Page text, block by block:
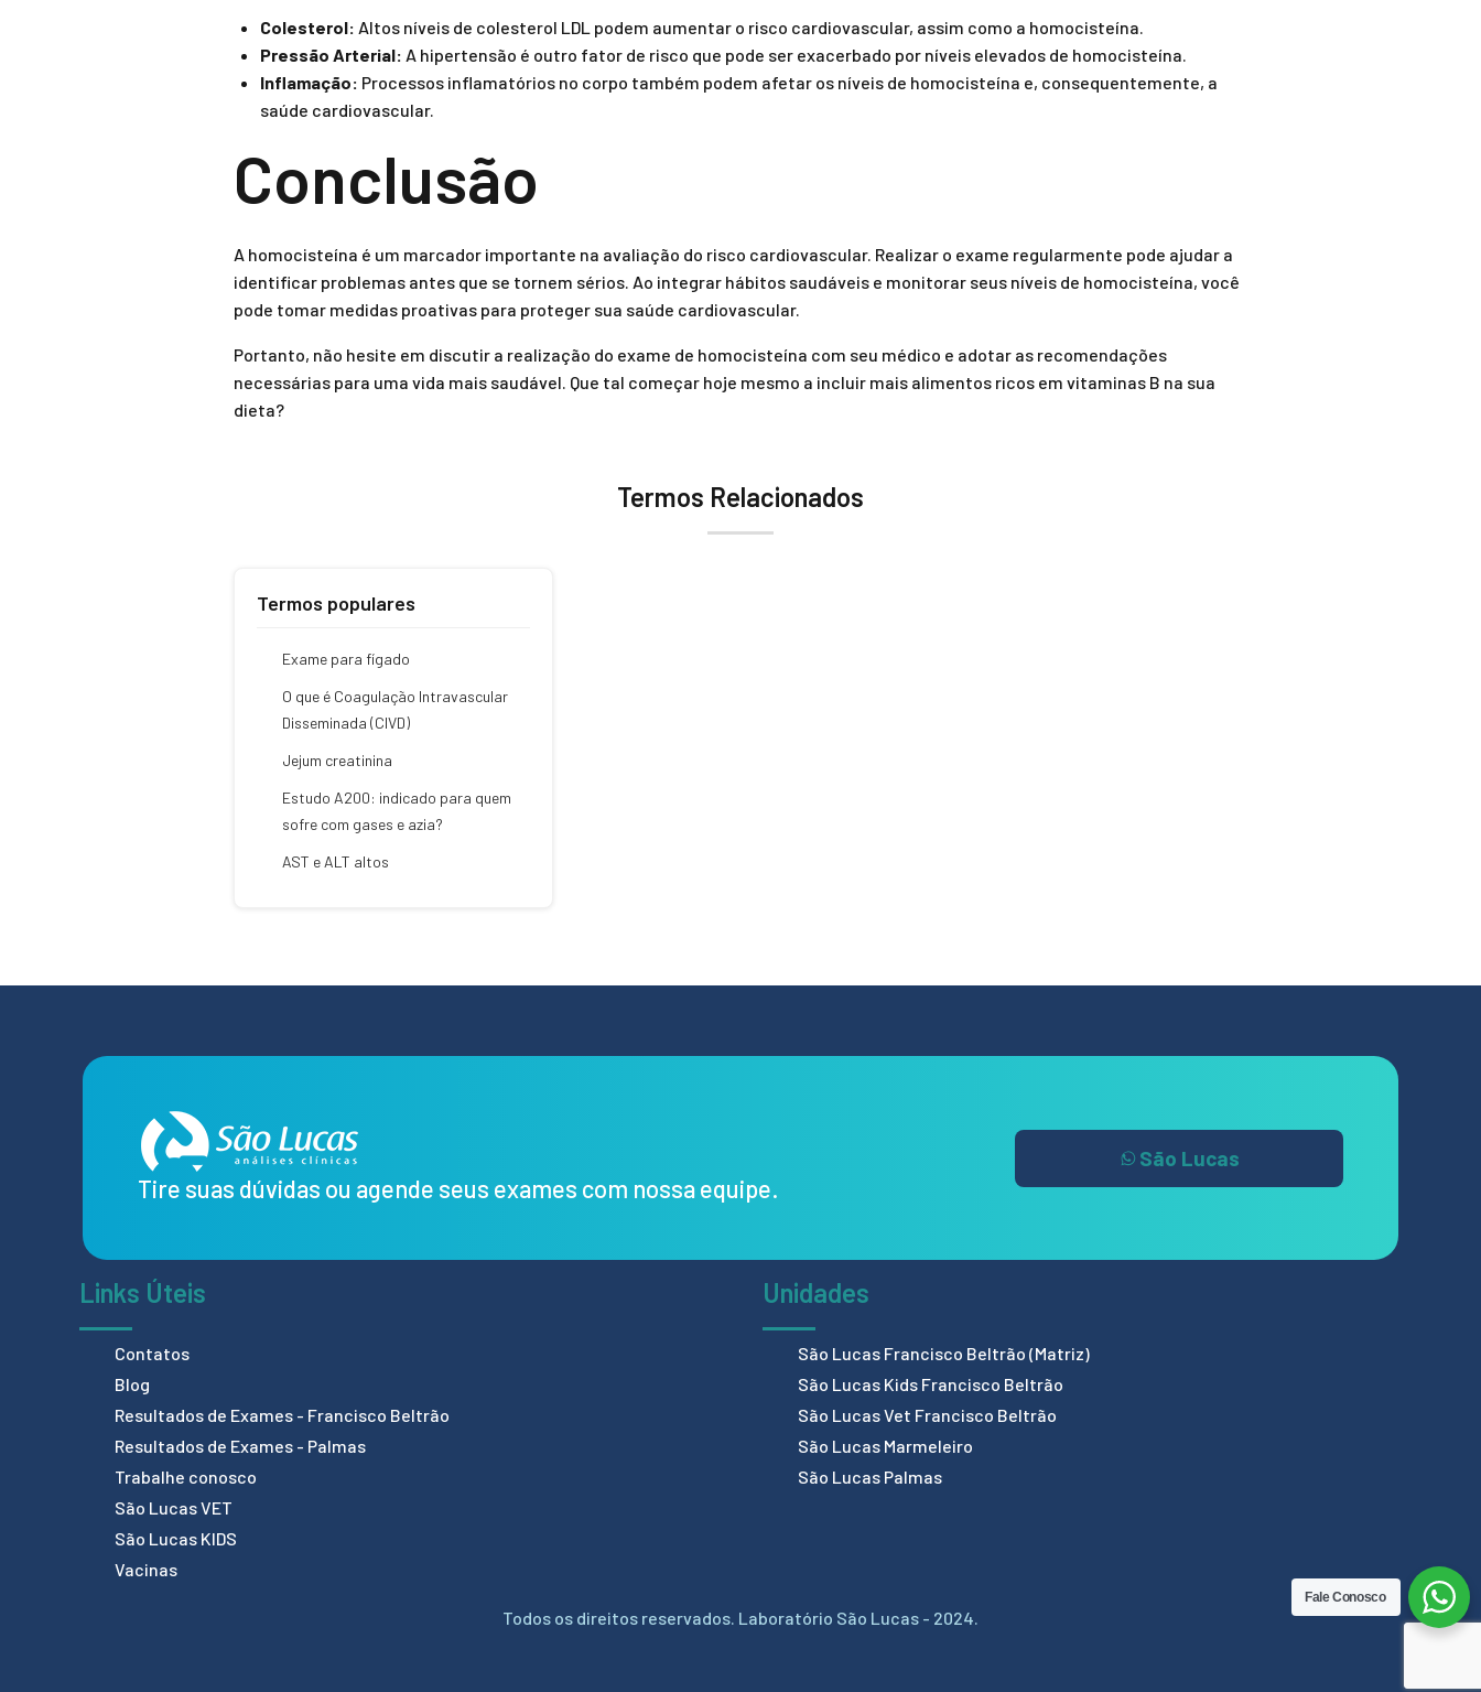
Colesterol: Altos níveis de colesterol LDL podem aumentar o risco cardiovascular, assim como a homocisteína.
Pressão Arterial: A hipertensão é outro fator de risco que pode ser exacerbado por níveis elevados de homocisteína.
Inflamação: Processos inflamatórios no corpo também podem afetar os níveis de homocisteína e, consequentemente, a
saúde cardiovascular.
Conclusão
A homocisteína é um marcador importante na avaliação do risco cardiovascular. Realizar o exame regularmente pode ajudar a
identificar problemas antes que se tornem sérios. Ao integrar hábitos saudáveis e monitorar seus níveis de homocisteína, você
pode tomar medidas proativas para proteger sua saúde cardiovascular.
Portanto, não hesite em discutir a realização do exame de homocisteína com seu médico e adotar as recomendações
necessárias para uma vida mais saudável. Que tal começar hoje mesmo a incluir mais alimentos ricos em vitaminas B na sua
dieta?
Termos Relacionados
Termos populares
Exame para fígado
O que é Coagulação Intravascular
Disseminada (CIVD)
Jejum creatinina
Estudo A200: indicado para quem
sofre com gases e azia?
AST e ALT altos
Tire suas dúvidas ou agende seus exames com nossa equipe.
São Lucas
Links Úteis
Contatos
Blog
Resultados de Exames - Francisco Beltrão
Resultados de Exames - Palmas
Trabalhe conosco
São Lucas VET
São Lucas KIDS
Vacinas
Unidades
São Lucas Francisco Beltrão (Matriz)
São Lucas Kids Francisco Beltrão
São Lucas Vet Francisco Beltrão
São Lucas Marmeleiro
São Lucas Palmas
Todos os direitos reservados. Laboratório São Lucas - 2024.
Fale Conosco